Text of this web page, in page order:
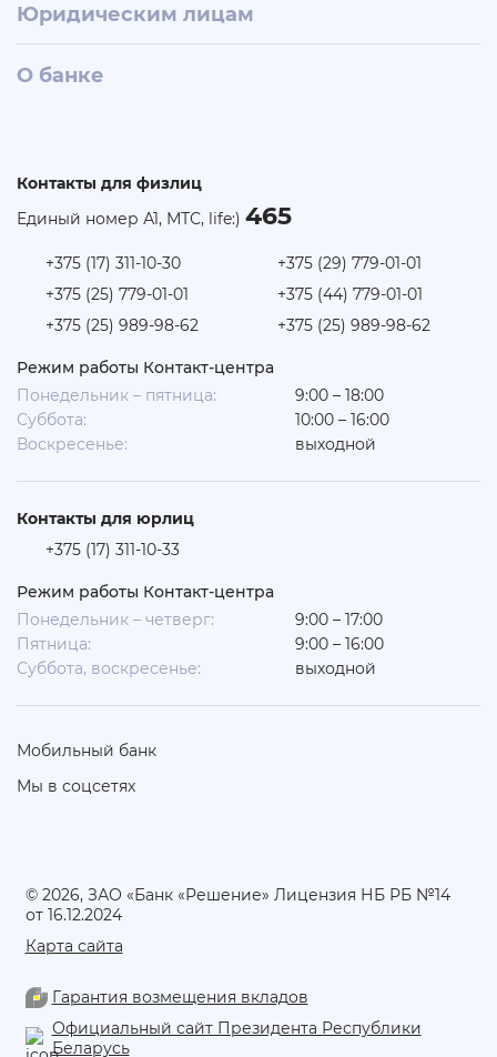
Юридическим лицам
О банке
Контакты для физлиц
Единый номер А1, МТС, life:) 465
+375 (17) 311-10-30
+375 (29) 779-01-01
+375 (25) 779-01-01
+375 (44) 779-01-01
+375 (25) 989-98-62
+375 (25) 989-98-62
Режим работы Контакт-центра
Понедельник – пятница:
9:00 – 18:00
Суббота:
10:00 – 16:00
Воскресенье:
выходной
Контакты для юрлиц
+375 (17) 311-10-33
Режим работы Контакт-центра
Понедельник – четверг:
9:00 – 17:00
Пятница:
9:00 – 16:00
Суббота, воскресенье:
выходной
Мобильный банк
Мы в соцсетях
© 2026, ЗАО «Банк «Решение» Лицензия НБ РБ №14
от 16.12.2024
Карта сайта
Гарантия возмещения вкладов
Официальный сайт Президента Республики
Беларусь